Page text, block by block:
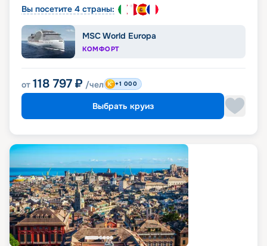
Вы посетите 4 страны:
MSC World Europa
КОМФОРТ
от 118 797 ₽ /чел +1 000
Выбрать круиз